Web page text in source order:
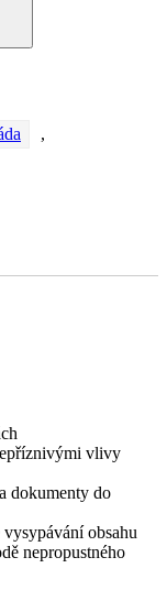
,
vlivy
dokumenty do
obsahu
nepropustného